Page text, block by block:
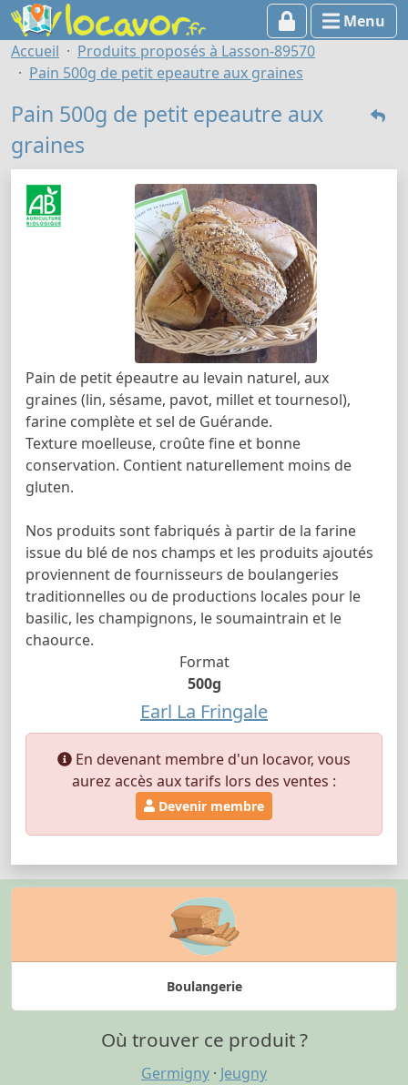
Menu
Accueil
Produits proposés à Lasson-89570
Pain 500g de petit epeautre aux graines
Pain 500g de petit epeautre aux
graines
Pain de petit épeautre au levain naturel, aux
graines (lin, sésame, pavot, millet et tournesol),
farine complète et sel de Guérande.
Texture moelleuse, croûte fine et bonne
conservation. Contient naturellement moins de
gluten.
Nos produits sont fabriqués à partir de la farine
issue du blé de nos champs et les produits ajoutés
proviennent de fournisseurs de boulangeries
traditionnelles ou de productions locales pour le
basilic, les champignons, le soumaintrain et le
chaource.
Format
500g
Earl La Fringale
En devenant membre d'un locavor, vous
aurez accès aux tarifs lors des ventes :
Devenir membre
Boulangerie
Où trouver ce produit ?
Germigny · Jeugny